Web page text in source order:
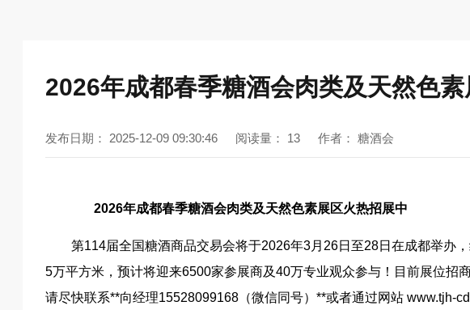
2026年成都春季糖酒会肉类及天然色
发布日期： 2025-12-09 09:30:46 阅读量： 13 作者： 糖酒会
2026年成都春季糖酒会肉类及天然色素展区火热招展中
第114届全国糖酒商品交易会将于2026年3月26日至28日在成都举办
5万平方米，预计将迎来6500家参展商及40万专业观众参与！目前展位招
请尽快联系**向经理15528099168（微信同号）**或者通过网站 www.tjh-